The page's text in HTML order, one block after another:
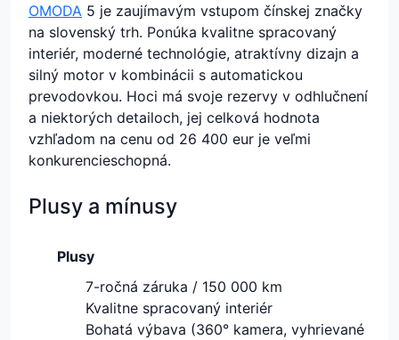
OMODA 5 je zaujímavým vstupom čínskej značky
na slovenský trh. Ponúka kvalitne spracovaný
interiér, moderné technológie, atraktívny dizajn a
silný motor v kombinácii s automatickou
prevodovkou. Hoci má svoje rezervy v odhlučnení
a niektorých detailoch, jej celková hodnota
vzhľadom na cenu od 26 400 eur je veľmi
konkurencieschopná.
Plusy a mínusy
Plusy
7-ročná záruka / 150 000 km
Kvalitne spracovaný interiér
Bohatá výbava (360° kamera, vyhrievané